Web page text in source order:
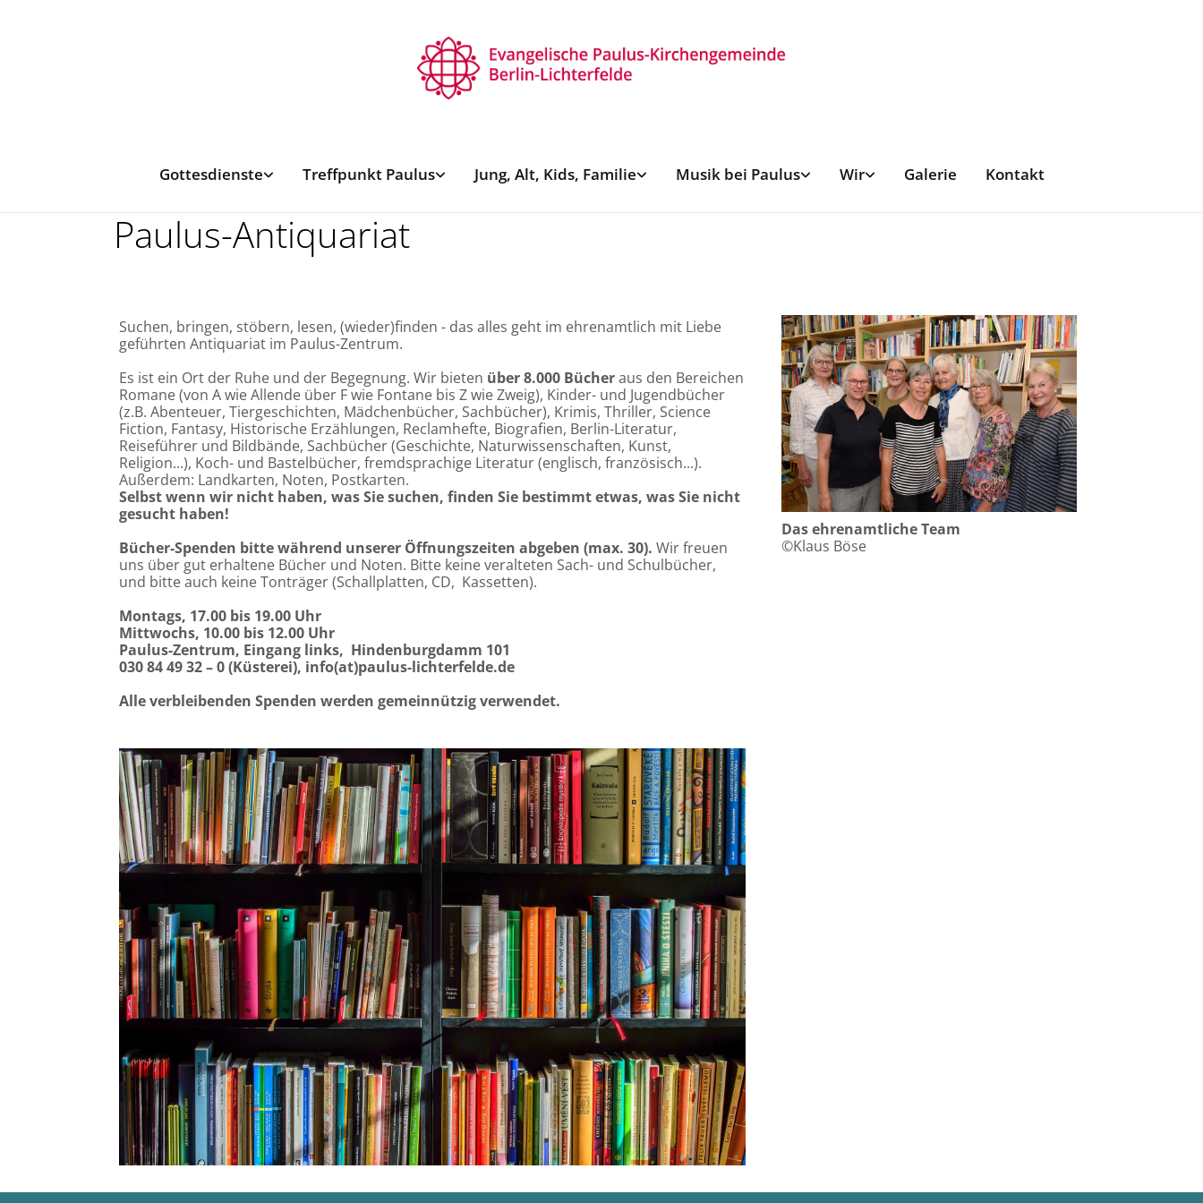
Gottesdienste Treffpunkt Paulus Jung, Alt, Kids, Familie Musik bei Paulus Wir Galerie Kontakt
Paulus-Antiquariat
Suchen, bringen, stöbern, lesen, (wieder)finden - das alles geht im ehrenamtlich mit Liebe
geführten Antiquariat im Paulus-Zentrum.
Es ist ein Ort der Ruhe und der Begegnung. Wir bieten über 8.000 Bücheraus den Bereichen
Romane (von A wie Allende über F wie Fontane bis Z wie Zweig), Kinder- und Jugendbücher
(z.B. Abenteuer, Tiergeschichten, Mädchenbücher, Sachbücher), Krimis, Thriller, Science
Fiction, Fantasy, Historische Erzählungen, Reclamhefte, Biografien, Berlin-Literatur,
Reiseführer und Bildbände, Sachbücher (Geschichte, Naturwissenschaften, Kunst,
Religion...), Koch- und Bastelbücher, fremdsprachige Literatur (englisch, französisch...).
Außerdem: Landkarten, Noten, Postkarten.
Selbst wenn wir nicht haben, was Sie suchen, finden Sie bestimmt etwas, was Sie nicht
gesucht haben!
Bücher-Spenden bitte während unserer Öffnungszeiten abgeben (max. 30). Wir freuen
uns über gut erhaltene Bücher und Noten. Bitte keine veralteten Sach- und Schulbücher,
und bitte auch keine Tonträger (Schallplatten, CD, Kassetten).
Montags, 17.00 bis 19.00 Uhr
Mittwochs, 10.00 bis 12.00 Uhr
Paulus-Zentrum, Eingang links, Hindenburgdamm 101
030 84 49 32 – 0 (Küsterei), info(at)paulus-lichterfelde.de
Alle verbleibenden Spenden werden gemeinnützig verwendet.
Das ehrenamtliche Team
©Klaus Böse